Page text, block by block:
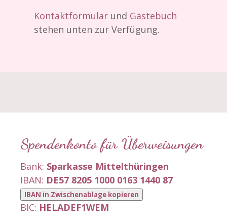
Kontaktformularund Gästebuch
stehen unten zur Verfügung.
Spendenkonto für Überweisungen
Bank: Sparkasse Mittelthüringen
IBAN: DE57 8205 1000 0163 1440 87
IBAN in Zwischenablage kopieren
BIC: HELADEF1WEM